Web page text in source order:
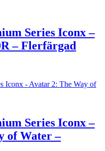
Series Iconx –
– Flerfärgad
Series Iconx –
of Water –